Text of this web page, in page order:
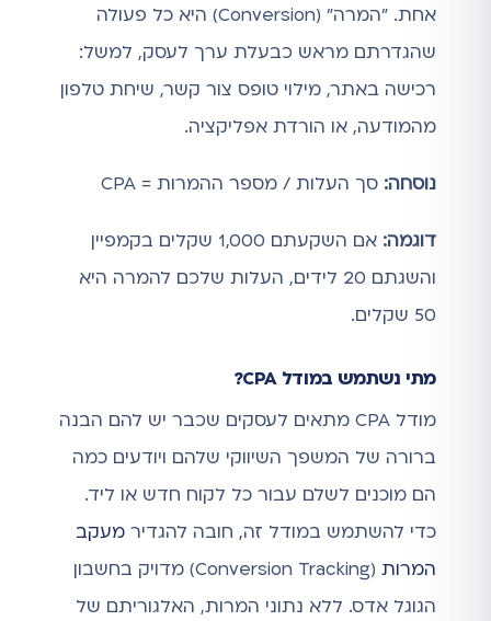
אחת. "המרה" (Conversion) היא כל פעולה
שהגדרתם מראש כבעלת ערך לעסק, למשל:
רכישה באתר, מילוי טופס צור קשר, שיחת טלפון
מהמודעה, או הורדת אפליקציה.
נוסחה: סך העלות / מספר ההמרות = CPA
דוגמה:
אם השקעתם 1,000 שקלים בקמפיין
והשגתם 20 לידים, העלות שלכם להמרה היא
50 שקלים.
מתי נשתמש במודל CPA?
מודל CPA מתאים לעסקים שכבר יש להם הבנה
ברורה של המשפך השיווקי שלהם ויודעים כמה
הם מוכנים לשלם עבור כל לקוח חדש או ליד.
כדי להשתמש במודל זה, חובה להגדיר מעקב
המרות
(Conversion Tracking) מדויק בחשבון
הגוגל אדס. ללא נתוני המרות, האלגוריתם של